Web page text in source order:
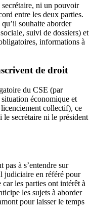
ni un pouvoir
entre les deux parties.
souhaite aborder
suivi de dossiers) et
informations à
de droit
du CSE (par
économique et
collectif), ce
secrétaire ni le président
pas à s’entendre sur
judiciaire en référé pour
les parties ont intérêt à
les sujets à aborder
pour laisser le temps